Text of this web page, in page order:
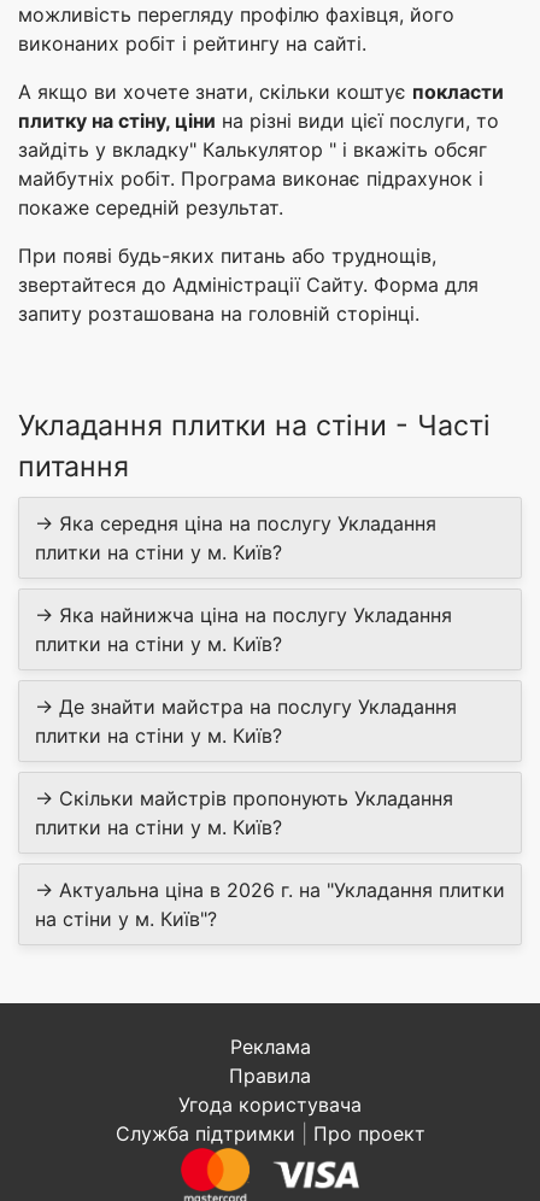
можливість перегляду профілю фахівця, його
виконаних робіт і рейтингу на сайті.
А якщо ви хочете знати, скільки коштує покласти
плитку на стіну, ціни на різні види цієї послуги, то
зайдіть у вкладку" Калькулятор " і вкажіть обсяг
майбутніх робіт. Програма виконає підрахунок і
покаже середній результат.
При появі будь-яких питань або труднощів,
звертайтеся до Адміністрації Сайту. Форма для
запиту розташована на головній сторінці.
Укладання плитки на стіни - Часті
питання
→ Яка середня ціна на послугу Укладання
плитки на стіни у м. Київ?
→ Яка найнижча ціна на послугу Укладання
плитки на стіни у м. Київ?
→ Де знайти майстра на послугу Укладання
плитки на стіни у м. Київ?
→ Скільки майстрів пропонують Укладання
плитки на стіни у м. Київ?
→ Актуальна ціна в 2026 г. на "Укладання плитки
на стіни у м. Київ"?
Реклама
Правила
Угода користувача
Служба підтримки
Про проект